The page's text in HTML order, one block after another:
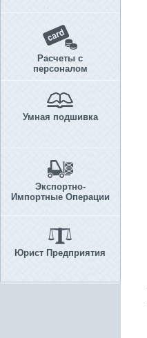
Расчеты с
персоналом
Умная подшивка
Экспортно-
Импортные Операции
Юрист Предприятия